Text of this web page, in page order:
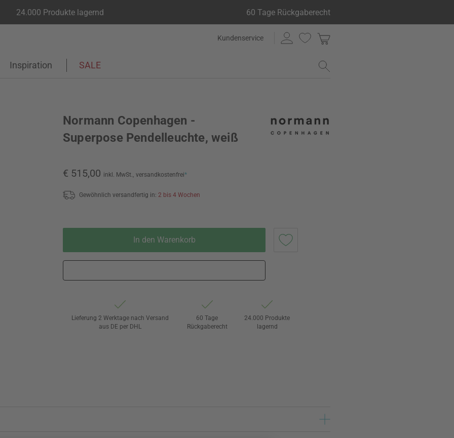
24.000 Produkte lagernd 60 Tage Rückgaberecht
Kundenservice
Inspiration SALE
Normann Copenhagen -
Superpose Pendelleuchte, weiß
€ 515,00 inkl. MwSt., versandkostenfrei*
Gewöhnlich versandfertig in: 2 bis 4 Wochen
In den Warenkorb
Lieferung 2 Werktage nach Versand
aus DE per DHL
60 Tage
Rückgaberecht
24.000 Produkte
lagernd